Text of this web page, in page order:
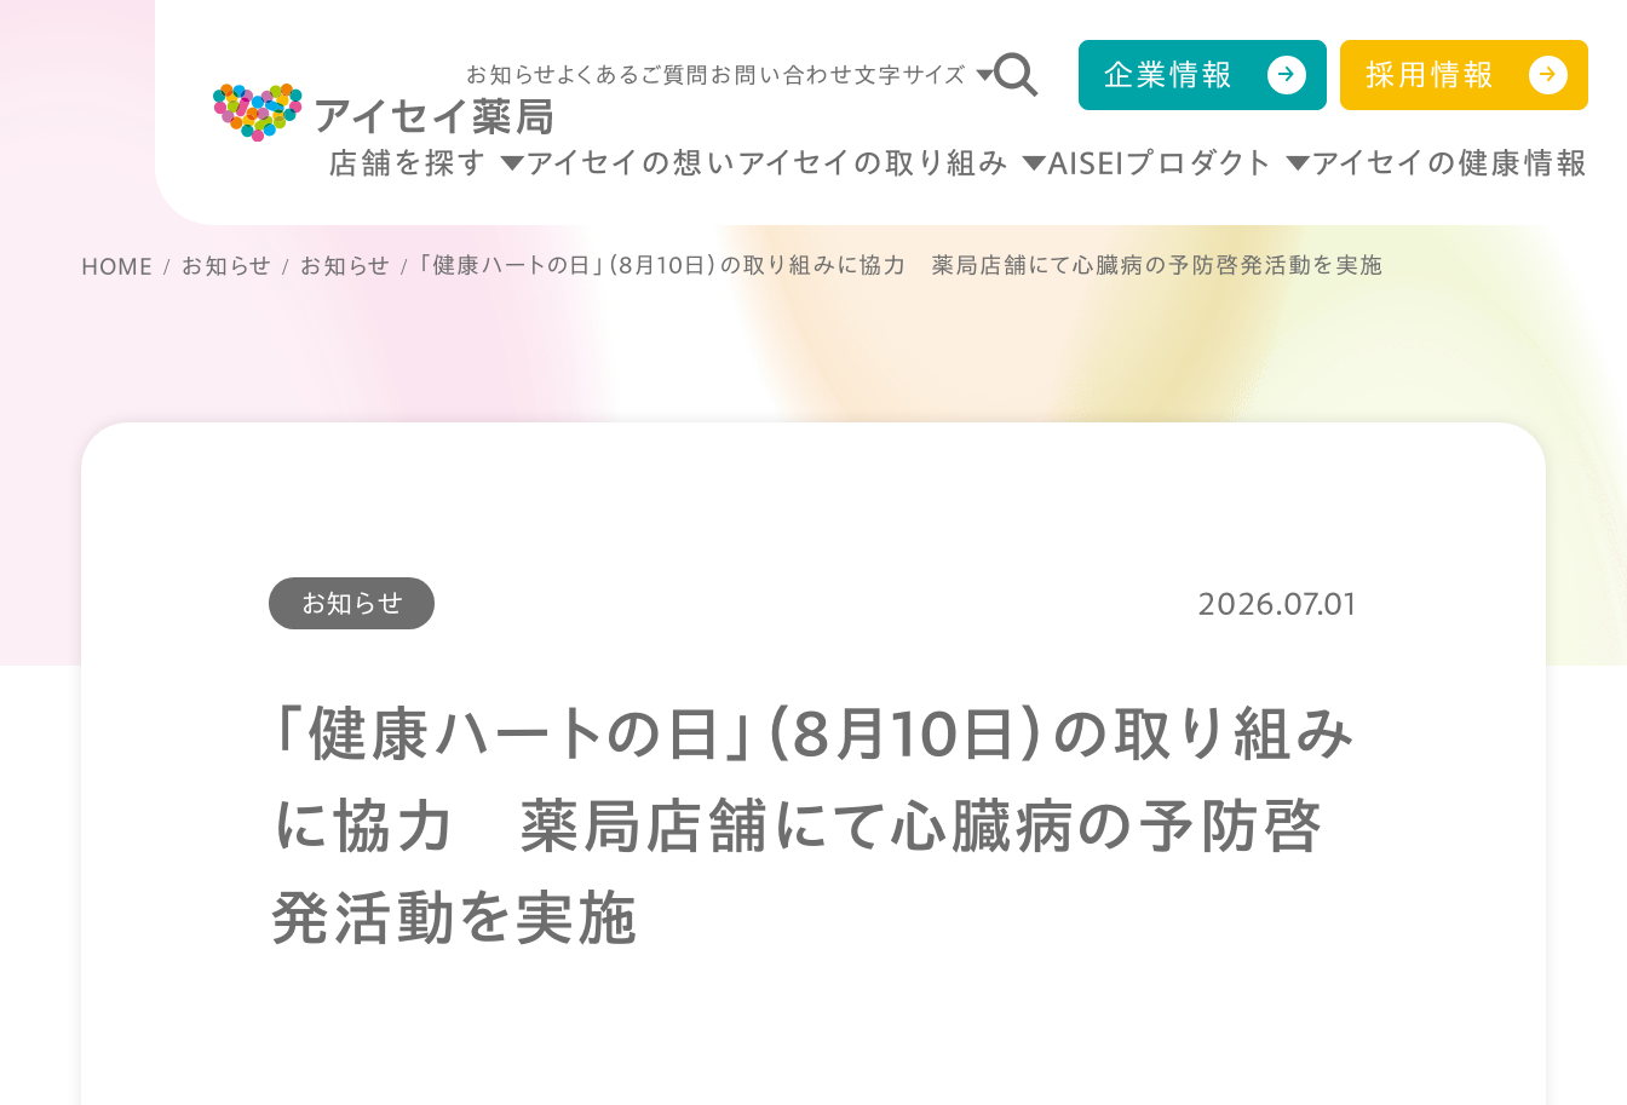
お知らせよくあるご質問 お問い合わせ文字サイズ 企業情報 採用情報
店舗を探す アイセイの想い アイセイの取り組み AISEIプロダクト アイセイの健康情報
HOME お知らせ お知らせ 「健康ハートの日」（8月10日）の取り組みに協力 薬局店舗にて心臓病の予防啓発活動を実施
お知らせ 2026.07.01
「健康ハートの日」（8月10日）の取り組み
に協力 薬局店舗にて心臓病の予防啓
発活動を実施